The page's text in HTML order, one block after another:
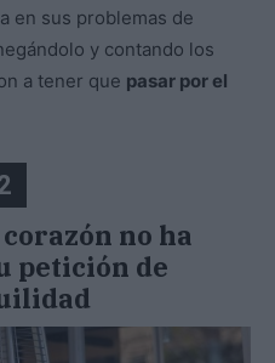
en sus problemas de
y contando los
a tener que pasar por el
no ha
petición de